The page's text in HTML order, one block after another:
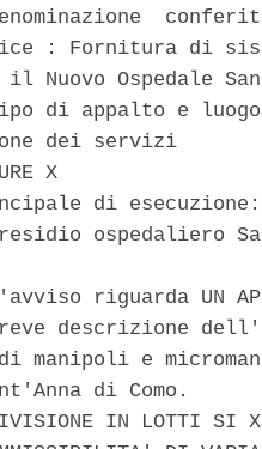
: Fornitura di
Ospedale
di appalto e
dei servizi
X
di esecuzione:
ospedaliero
riguarda UN
descrizione
manipoli e
di Como.
IN LOTTI SI X